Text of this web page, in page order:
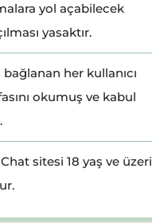
yol açabilecek
yasaktır.
her kullanıcı
okumuş ve kabul
sitesi 18 yaş ve üzeri